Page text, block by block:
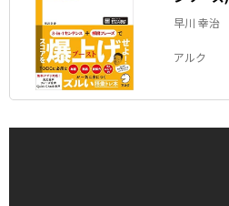
早川 幸治
アルク